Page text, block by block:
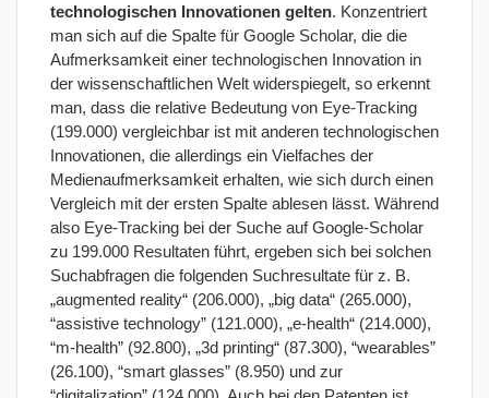
technologischen Innovationen gelten. Konzentriert
man sich auf die Spalte für Google Scholar, die die
Aufmerksamkeit einer technologischen Innovation in
der wissenschaftlichen Welt widerspiegelt, so erkennt
man, dass die relative Bedeutung von Eye-Tracking
(199.000) vergleichbar ist mit anderen technologischen
Innovationen, die allerdings ein Vielfaches der
Medienaufmerksamkeit erhalten, wie sich durch einen
Vergleich mit der ersten Spalte ablesen lässt. Während
also Eye-Tracking bei der Suche auf Google-Scholar
zu 199.000 Resultaten führt, ergeben sich bei solchen
Suchabfragen die folgenden Suchresultate für z. B.
„augmented reality“ (206.000), „big data“ (265.000),
“assistive technology” (121.000), „e-health“ (214.000),
“m-health” (92.800), „3d printing“ (87.300), “wearables”
(26.100), “smart glasses” (8.950) und zur